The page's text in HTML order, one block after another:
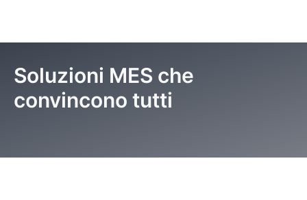
Soluzioni MES che
convincono tutti